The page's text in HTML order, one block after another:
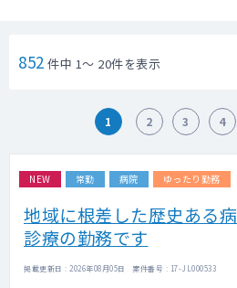
852 件中 1～ 20件を表示
1 2 3 4
NEW 常勤 病院 ゆったり勤務
地域に根差した歴史ある
診療の勤務です
掲載更新日 : 2026年08月05日 案件番号 : 17-JL000533